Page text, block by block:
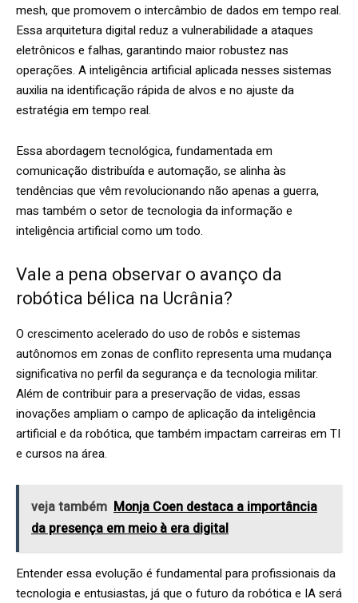
mesh, que promovem o intercâmbio de dados em tempo real.
Essa arquitetura digital reduz a vulnerabilidade a ataques
eletrônicos e falhas, garantindo maior robustez nas
operações. A inteligência artificial aplicada nesses sistemas
auxilia na identificação rápida de alvos e no ajuste da
estratégia em tempo real.
Essa abordagem tecnológica, fundamentada em
comunicação distribuída e automação, se alinha às
tendências que vêm revolucionando não apenas a guerra,
mas também o setor de tecnologia da informação e
inteligência artificial como um todo.
Vale a pena observar o avanço da
robótica bélica na Ucrânia?
O crescimento acelerado do uso de robôs e sistemas
autônomos em zonas de conflito representa uma mudança
significativa no perfil da segurança e da tecnologia militar.
Além de contribuir para a preservação de vidas, essas
inovações ampliam o campo de aplicação da inteligência
artificial e da robótica, que também impactam carreiras em TI
e cursos na área.
veja também Monja Coen destaca a importância
da presença em meio à era digital
Entender essa evolução é fundamental para profissionais da
tecnologia e entusiastas, já que o futuro da robótica e IA será